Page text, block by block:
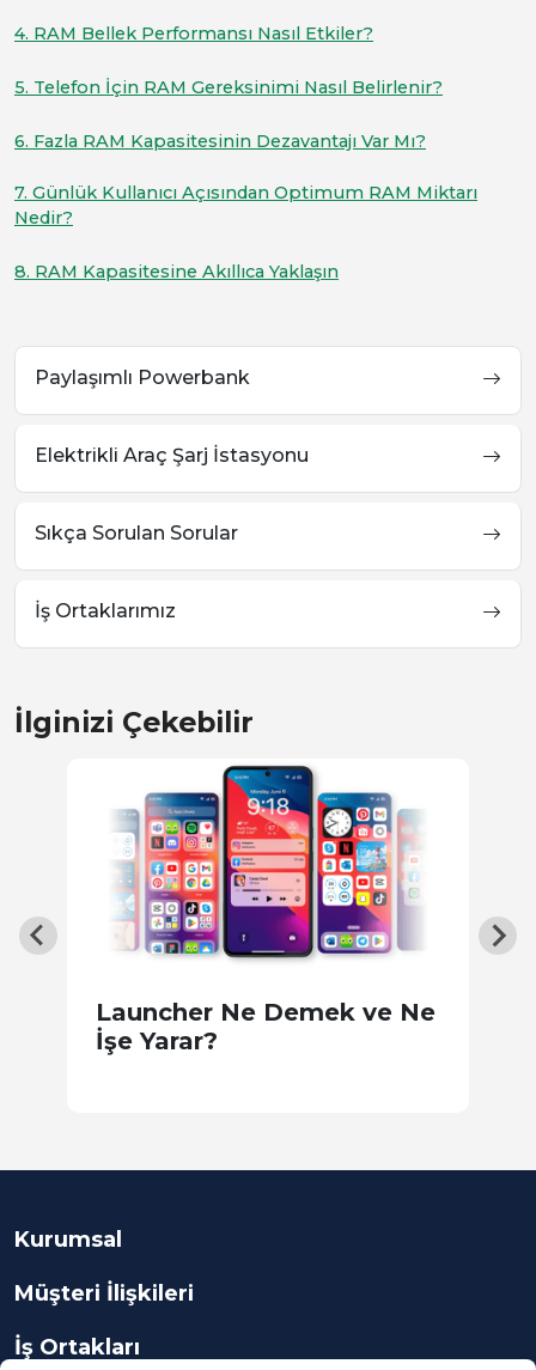
4. RAM Bellek Performansı Nasıl Etkiler?
5. Telefon İçin RAM Gereksinimi Nasıl Belirlenir?
6. Fazla RAM Kapasitesinin Dezavantajı Var Mı?
7. Günlük Kullanıcı Açısından Optimum RAM Miktarı
Nedir?
8. RAM Kapasitesine Akıllıca Yaklaşın
Paylaşımlı Powerbank
Elektrikli Araç Şarj İstasyonu
Sıkça Sorulan Sorular
İş Ortaklarımız
İlginizi Çekebilir
Launcher Ne Demek ve Ne
İşe Yarar?
Kurumsal
Müşteri İlişkileri
İş Ortakları